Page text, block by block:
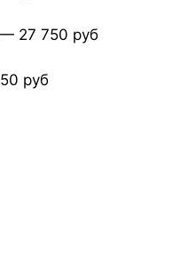
27 750 руб
руб